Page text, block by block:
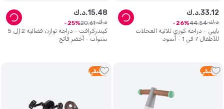
بايبي - دراجة كوزي ثلاثية العجلات
للأطفال 7 في 1 - أسود
د.ك.33.12
د.ك. 44.54
26
كيندركرافت - دراجة توازن فضائية 2 إلى 5
سنوات - أخضر فاتح
د.ك.15.48
د.ك. 20.61
25
1 متبقي 1 متبقي